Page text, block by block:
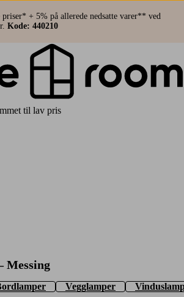
+ 5% på allerede nedsatte varer** ved
Kode: 440210
til lav pris
produkter
Messing
Vegglamper